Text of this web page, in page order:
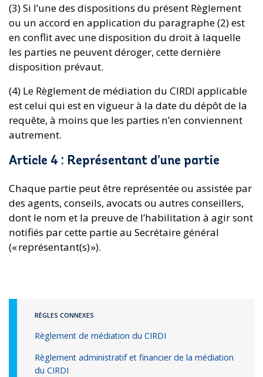
(3) Si l’une des dispositions du présent Règlement
ou un accord en application du paragraphe (2) est
en conflit avec une disposition du droit à laquelle
les parties ne peuvent déroger, cette dernière
disposition prévaut.
(4) Le Règlement de médiation du CIRDI applicable
est celui qui est en vigueur à la date du dépôt de la
requête, à moins que les parties n’en conviennent
autrement.
Article 4 : Représentant d’une partie
Chaque partie peut être représentée ou assistée par
des agents, conseils, avocats ou autres conseillers,
dont le nom et la preuve de l’habilitation à agir sont
notifiés par cette partie au Secrétaire général
(« représentant(s) »).
RÈGLES CONNEXES
Règlement de médiation du CIRDI
Règlement administratif et financier de la médiation
du CIRDI